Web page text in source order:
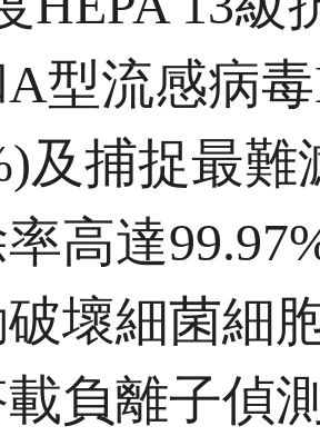
型流感病
及捕捉最
率高達
壞細菌細
負離子偵